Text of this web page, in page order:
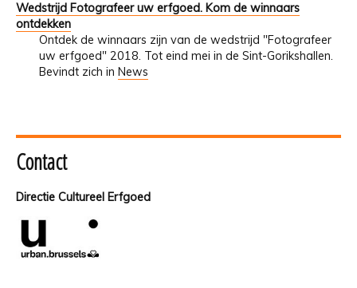
Wedstrijd Fotografeer uw erfgoed. Kom de winnaars
ontdekken
Ontdek de winnaars zijn van de wedstrijd "Fotografeer
uw erfgoed" 2018. Tot eind mei in de Sint-Gorikshallen.
Bevindt zich in News
Contact
Directie Cultureel Erfgoed